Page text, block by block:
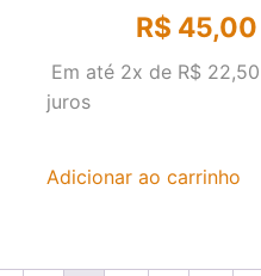
R$ 45,00
Em até 2x de R$ 22,50
juros
Adicionar ao carrinho